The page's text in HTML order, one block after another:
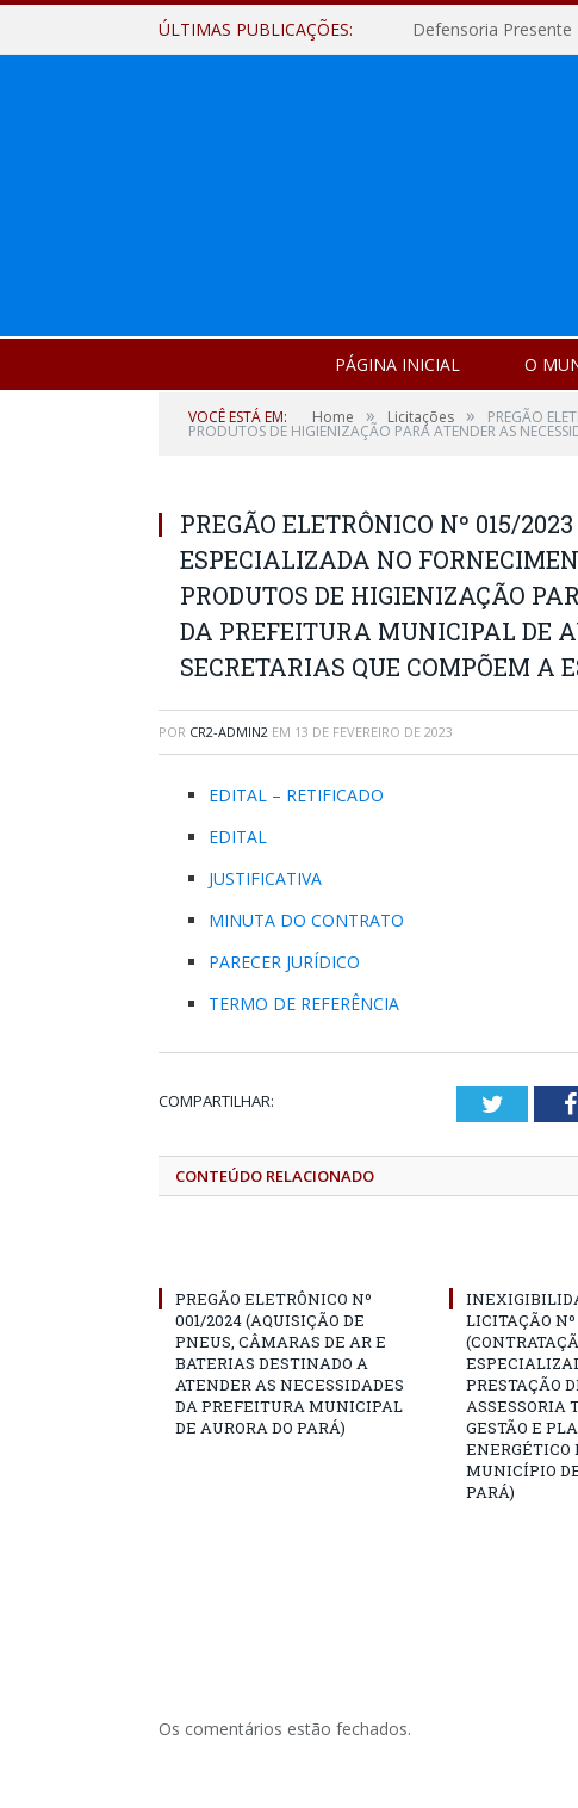
ÚLTIMAS PUBLICAÇÕES: Defensoria Presente
PÁGINA INICIAL O
VOCÊ ESTÁ EM: Home » Licitações » PREGÃO
PRODUTOS DE HIGIENIZAÇÃO PARA ATENDER AS
PREGÃO ELETRÔNICO Nº 015/
ESPECIALIZADA NO
PRODUTOS DE HIGIENIZAÇÃO
DA PREFEITURA MUNICIPAL DE
SECRETARIAS QUE COMPÕEM A
POR CR2-ADMIN2 EM 13 DE FEVEREIRO DE 2023
EDITAL – RETIFICADO
EDITAL
JUSTIFICATIVA
MINUTA DO CONTRATO
PARECER JURÍDICO
TERMO DE REFERÊNCIA
COMPARTILHAR: Twitter
CONTEÚDO RELACIONADO
PREGÃO ELETRÔNICO Nº
001/2024 (AQUISIÇÃO DE
PNEUS, CÂMARAS DE AR E
BATERIAS DESTINADO A
ATENDER AS NECESSIDADES
DA PREFEITURA MUNICIPAL
DE AURORA DO PARÁ)
LICITAÇÃO Nº
PRESTAÇÃO
ASSESSORIA
GESTÃO E
ENERGÉTICO
MUNICÍPIO
PARÁ)
Os comentários estão fechados.